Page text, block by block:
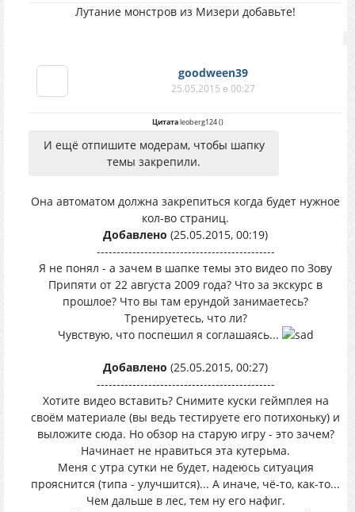
Лутание монстров из Мизери добавьте!
goodween39
25.05.2015 в 00:27
Цитатаleoberg124()
И ещё отпишите модерам, чтобы шапку
темы закрепили.
Она автоматом должна закрепиться когда будет нужное
кол-во страниц.
Добавлено (25.05.2015, 00:19)
---------------------------------------------
Я не понял - а зачем в шапке темы это видео по Зову
Припяти от 22 августа 2009 года? Что за экскурс в
прошлое? Что вы там ерундой занимаетесь?
Тренируетесь, что ли?
Чувствую, что поспешил я соглашаясь...
Добавлено (25.05.2015, 00:27)
---------------------------------------------
Хотите видео вставить? Снимите куски геймплея на
своём материале (вы ведь тестируете его потихоньку) и
выложите сюда. Но обзор на старую игру - это зачем?
Начинает не нравиться эта кутерьма.
Меня с утра сутки не будет, надеюсь ситуация
прояснится (типа - улучшится)... А иначе, чё-то, как-то...
Чем дальше в лес, тем ну его нафиг.